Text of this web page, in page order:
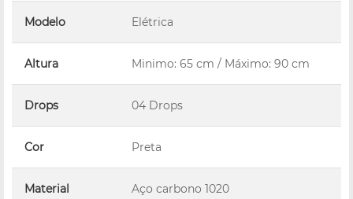
Modelo Elétrica
Altura Minimo: 65 cm / Máximo: 90 cm
Drops 04 Drops
Cor Preta
Material Aço carbono 1020